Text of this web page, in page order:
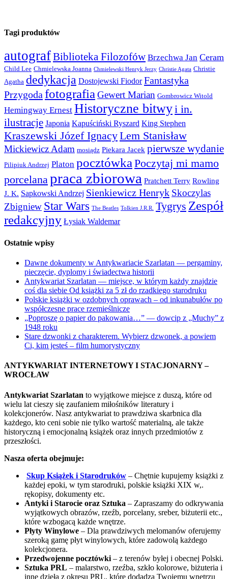
Tagi produktów
autografBiblioteka Filozofów Brzechwa Jan Ceram
Child Lee Chmielewska Joanna Chmielewski Henryk Jerzy Christie Agata Christie
Agatha dedykacja Dostojewski Fiodor Fantastyka
Przygodafotografia Gewert Marian Gombrowicz Witold
Hemingway Ernest Historyczne bitwyi in.
ilustracje Japonia Kapuściński Ryszard King Stephen
Kraszewski Józef IgnacyLem Stanisław
Mickiewicz Adam mosiądz Piekara Jacek pierwsze wydanie
Pilipiuk Andrzej Platon pocztówka Poczytaj mi mamo
porcelanapraca zbiorowa Pratchett Terry Rowling
J. K. Sapkowski Andrzej Sienkiewicz Henryk Skoczylas
Zbigniew Star Wars The Beatles Tolkien J.R.R. Tygrys Zespół
redakcyjny Łysiak Waldemar
Ostatnie wpisy
Dawne dokumenty w Antykwariacie Szarlatan — pergaminy,
pieczęcie, dyplomy i świadectwa historii
Antykwariat Szarlatan — miejsce, w którym każdy znajdzie
coś dla siebie Od książki za 5 zł do rzadkiego starodruku
Polskie książki w ozdobnych oprawach – od inkunabułów po
współczesne prace rzemieślnicze
„Poproszę o papier do pakowania…” — dowcip z „Muchy” z
1948 roku
Stare dzwonki z charakterem. Wybierz dzwonek, a powiem
Ci, kim jesteś – film humorystyczny
ANTYKWARIAT INTERNETOWY I STACJONARNY –
WROCŁAW
Antykwariat Szarlatan to wyjątkowe miejsce z duszą, które od
wielu lat cieszy się zaufaniem miłośników literatury i
kolekcjonerów. Nasz antykwariat to prawdziwa skarbnica dla
każdego, kto ceni sobie nie tylko wartość materialną, ale także
historyczną i emocjonalną książek oraz innych przedmiotów z
przeszłości.
Nasza oferta obejmuje:
Skup Książek i Starodruków – Chętnie kupujemy książki z
każdej epoki, w tym starodruki, polskie książki XIX w,.
rękopisy, dokumenty etc.
Antyki i Starocie oraz Sztuka – Zapraszamy do odkrywania
wyjątkowych obrazów, rzeźb, porcelany, sreber, biżuterii etc.,
które wzbogacą każde wnętrze.
Płyty Winylowe – Dla prawdziwych melomanów oferujemy
szeroką gamę płyt winylowych, które zadowolą każdego
kolekcjonera.
Przedwojenne pocztówki – z terenów byłej i obecnej Polski.
Sztuka PRL – malarstwo, rzeźba, szkło kolorowe, biżuteria i
inne dzieła z okresu PRL, które dodadzą Twojemu wnętrzu